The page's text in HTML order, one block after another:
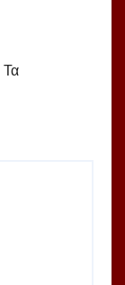
Τα